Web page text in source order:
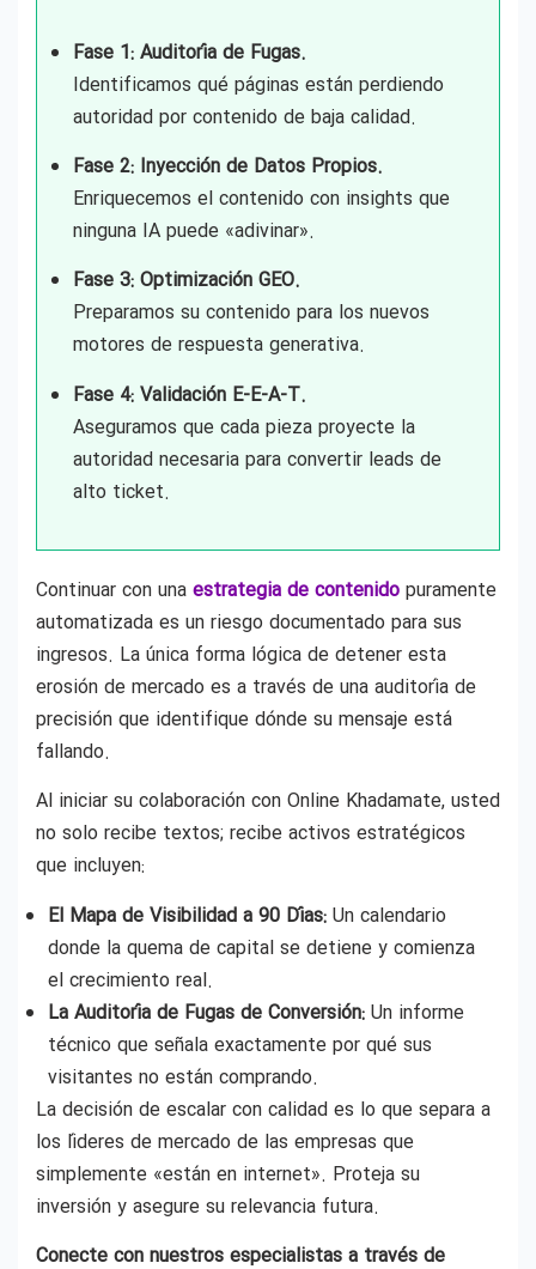
Fase 1: Auditoría de Fugas.
Identificamos qué páginas están perdiendo
autoridad por contenido de baja calidad.
Fase 2: Inyección de Datos Propios.
Enriquecemos el contenido con insights que
ninguna IA puede «adivinar».
Fase 3: Optimización GEO.
Preparamos su contenido para los nuevos
motores de respuesta generativa.
Fase 4: Validación E-E-A-T.
Aseguramos que cada pieza proyecte la
autoridad necesaria para convertir leads de
alto ticket.
Continuar con una estrategia de contenido puramente
automatizada es un riesgo documentado para sus
ingresos. La única forma lógica de detener esta
erosión de mercado es a través de una auditoría de
precisión que identifique dónde su mensaje está
fallando.
Al iniciar su colaboración con Online Khadamate, usted
no solo recibe textos; recibe activos estratégicos
que incluyen:
El Mapa de Visibilidad a 90 Días: Un calendario
donde la quema de capital se detiene y comienza
el crecimiento real.
La Auditoría de Fugas de Conversión: Un informe
técnico que señala exactamente por qué sus
visitantes no están comprando.
La decisión de escalar con calidad es lo que separa a
los líderes de mercado de las empresas que
simplemente «están en internet». Proteja su
inversión y asegure su relevancia futura.
Conecte con nuestros especialistas a través de